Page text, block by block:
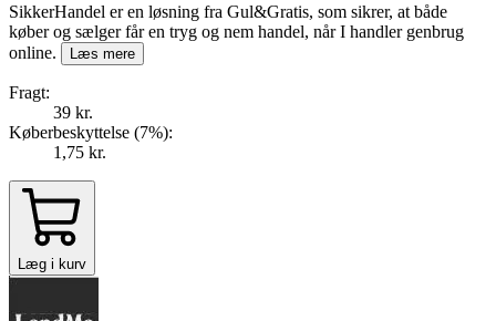
SikkerHandel er en løsning fra Gul&Gratis, som sikrer, at både
køber og sælger får en tryg og nem handel, når I handler genbrug
online.
Læs mere
Fragt:
39 kr.
Køberbeskyttelse (7%):
1,75 kr.
Læg i kurv